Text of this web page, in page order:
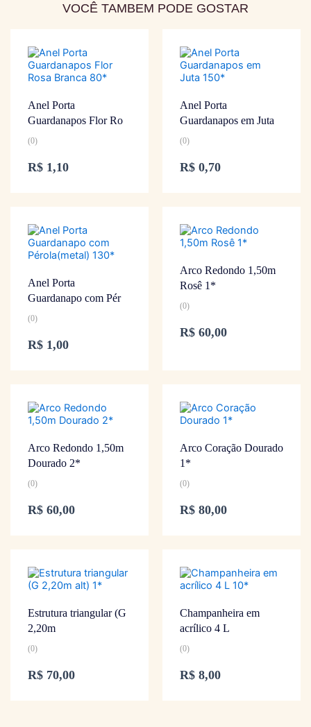
VOCÊ TAMBEM PODE GOSTAR
Anel Porta
Guardanapos Flor Ro
(0)
R$ 1,10
Anel Porta
Guardanapos em Juta
(0)
R$ 0,70
Anel Porta
Guardanapo com Pér
(0)
R$ 1,00
Arco Redondo 1,50m
Rosê 1*
(0)
R$ 60,00
Arco Redondo 1,50m
Dourado 2*
(0)
R$ 60,00
Arco Coração Dourado
1*
(0)
R$ 80,00
Estrutura triangular (G
2,20m
(0)
R$ 70,00
Champanheira em
acrílico 4 L
(0)
R$ 8,00